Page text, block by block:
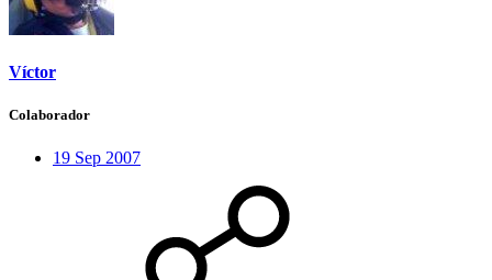
Víctor
Colaborador
19 Sep 2007